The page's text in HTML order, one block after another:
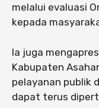
melalui evaluasi
kepada
Ia juga
Kabupaten
pelayanan publik
dapat terus